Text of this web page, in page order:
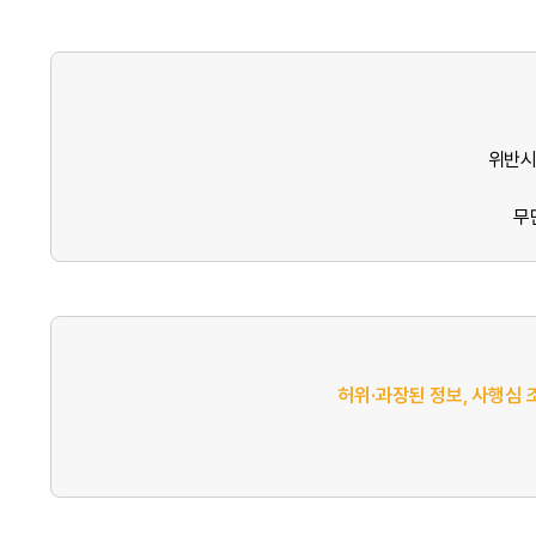
위반
무
허위·과장된 정보, 사행심